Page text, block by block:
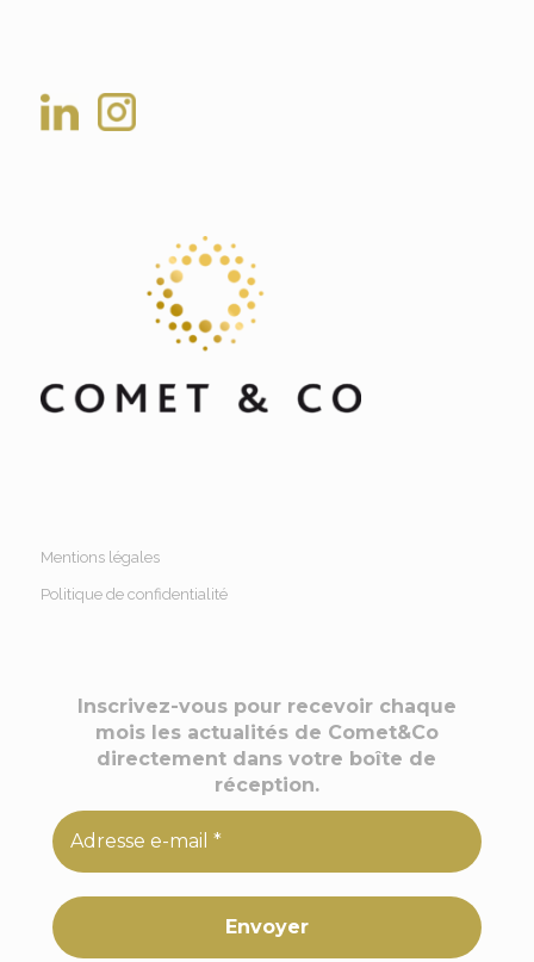
Mentions légales
Politique de confidentialité
Inscrivez-vous pour recevoir chaque
mois les actualités de Comet&Co
directement dans votre boîte de
réception.